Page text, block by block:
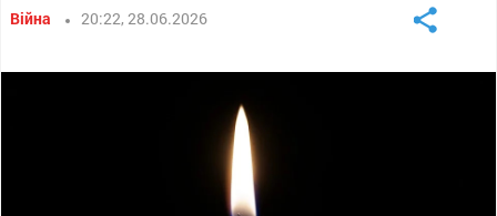
Війна 20:22, 28.06.2026